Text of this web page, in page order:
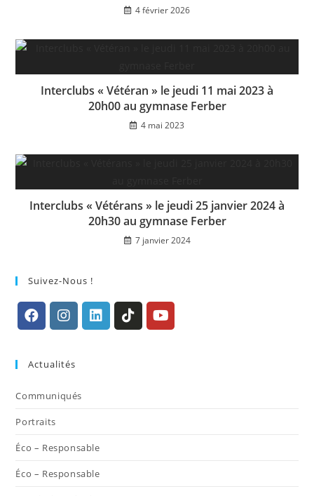
4 février 2026
Interclubs « Vétéran » le jeudi 11 mai 2023 à
20h00 au gymnase Ferber
4 mai 2023
Interclubs « Vétérans » le jeudi 25 janvier 2024 à
20h30 au gymnase Ferber
7 janvier 2024
Suivez-Nous !
un
nouvel
nouvel
Actualités
Communiqués
Portraits
Éco – Responsable
Éco – Responsable